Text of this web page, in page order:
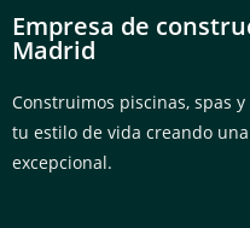
Empresa de
Madrid
Construimos piscinas, spas
tu estilo de vida creando
excepcional.